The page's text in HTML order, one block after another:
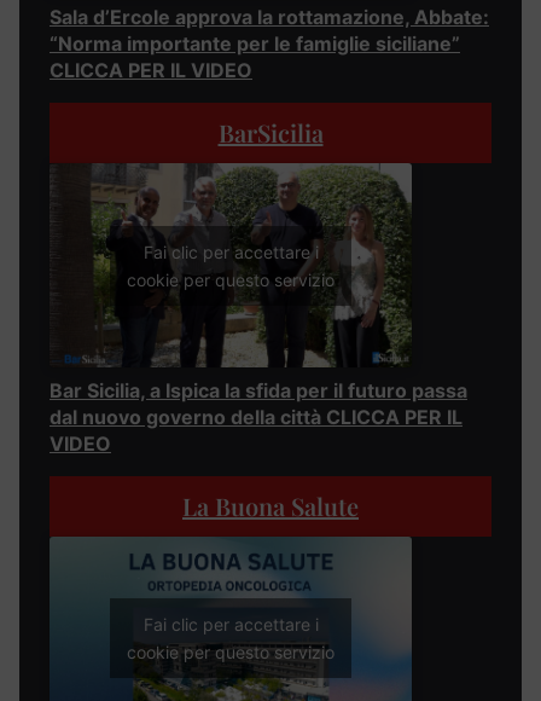
Sala d’Ercole approva la rottamazione, Abbate:
“Norma importante per le famiglie siciliane”
CLICCA PER IL VIDEO
BarSicilia
Fai clic per accettare i
cookie per questo servizio
Bar Sicilia, a Ispica la sfida per il futuro passa
dal nuovo governo della città CLICCA PER IL
VIDEO
La Buona Salute
Fai clic per accettare i
cookie per questo servizio